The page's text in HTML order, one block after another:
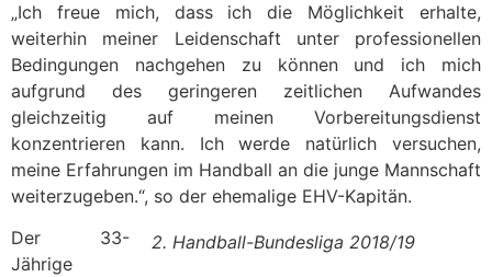
„Ich freue mich, dass ich die Möglichkeit erhalte,
weiterhin meiner Leidenschaft unter professionellen
Bedingungen nachgehen zu können und ich mich
aufgrund des geringeren zeitlichen Aufwandes
gleichzeitig auf meinen Vorbereitungsdienst
konzentrieren kann. Ich werde natürlich versuchen,
meine Erfahrungen im Handball an die junge Mannschaft
weiterzugeben.“, so der ehemalige EHV-Kapitän.
2. Handball-Bundesliga 2018/19
Der 33-
Jährige